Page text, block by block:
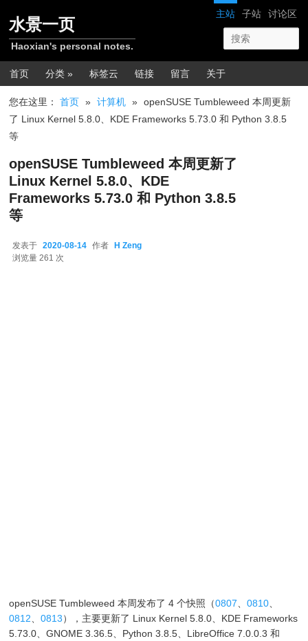
网站导航
主站 子站 讨论区
水景一页
Haoxian's personal notes.
主菜单
首页 分类 » 标签云 链接 留言 关于
您在这里：首页 » 计算机 » openSUSE Tumbleweed 本周更新
了 Linux Kernel 5.8.0、KDE Frameworks 5.73.0 和 Python 3.8.5
等
openSUSE Tumbleweed 本周更新了
Linux Kernel 5.8.0、KDE
Frameworks 5.73.0 和 Python 3.8.5
等
发表于 2020-08-14 作者 H Zeng
浏览量 261 次
openSUSE Tumbleweed 本周发布了 4 个快照（0807、0810、
0812、0813），主要更新了 Linux Kernel 5.8.0、KDE Frameworks
5.73.0、GNOME 3.36.5、Python 3.8.5、LibreOffice 7.0.0.3 和